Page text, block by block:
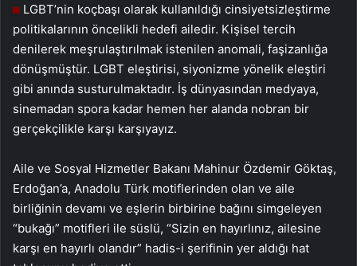
LGBT’nin koçbaşı olarak kullanıldığı cinsiyetsizleştirme
politikalarının öncelikli hedefi ailedir. Kişisel tercih
denilerek meşrulaştırılmak istenilen anomali, faşizanlığa
dönüşmüştür. LGBT eleştirisi, siyonizme yönelik eleştiri
gibi anında susturulmaktadır. İş dünyasından medyaya,
sinemadan spora kadar hemen her alanda nobran bir
gerçekçilikle karşı karşıyayız.
Aile ve Sosyal Hizmetler Bakanı Mahinur Özdemir Göktaş,
Erdoğan’a, Anadolu Türk motiflerinden olan ve aile
birliğinin devamı ve eşlerin birbirine bağını simgeleyen
“bukağı” motifleri ile süslü, “Sizin en hayırlınız, ailesine
karşı en hayırlı olandır” hadis-i şerifinin yer aldığı hat